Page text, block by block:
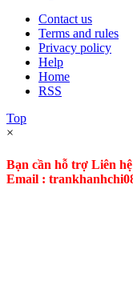
Contact us
Terms and rules
Privacy policy
Help
Home
RSS
Top
×
Bạn cần hỗ trợ Liên
Email :